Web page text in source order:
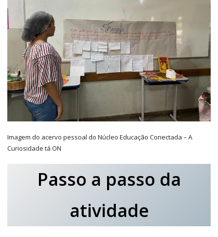
Imagem do acervo pessoal do Núcleo Educação Conectada – A
Curiosidade tá ON
Passo a passo da
atividade